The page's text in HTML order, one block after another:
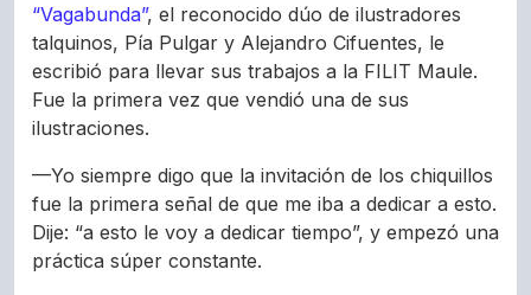
“Vagabunda”, el reconocido dúo de ilustradores
talquinos, Pía Pulgar y Alejandro Cifuentes, le
escribió para llevar sus trabajos a la FILIT Maule.
Fue la primera vez que vendió una de sus
ilustraciones.
—Yo siempre digo que la invitación de los chiquillos
fue la primera señal de que me iba a dedicar a esto.
Dije: “a esto le voy a dedicar tiempo”, y empezó una
práctica súper constante.